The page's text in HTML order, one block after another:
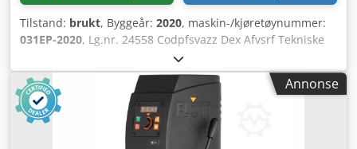
Tilstand: brukt, Byggeår: 2020, maskin-/kjøretøynummer:
031EP-2020, Lg.nr. 24558 Codpfsvazz Dex Afvsrf Tekniske
data: - Slipeskivediameter: 150 mm - Slipesaggregat
svingbart på leddarm - Svingradius for slipearm: 2000 mm
- Motorisert støvavsug - Turtall på slipeskive trinnløst
regulerbart: 800 – 2200 o/min - Bordstørrelse: 1500 x 880
mm - Bordhøyde: ca. 920 mm - Drift: 400 V / 3,6 kW -
Plassbehov: ca. B 1600 x H 1600 x D 1600 mm - Vekt: ca.
Annonse